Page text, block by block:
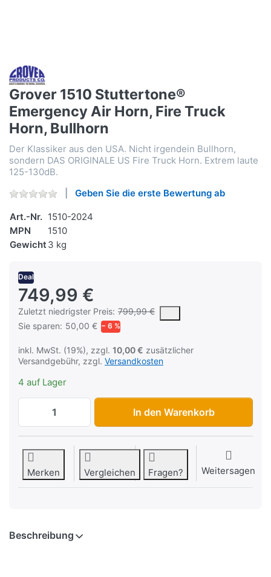
Grover 1510 Stuttertone®
Emergency Air Horn, Fire Truck
Horn, Bullhorn
Der Klassiker aus den USA. Nicht irgendein Bullhorn,
sondern DAS ORIGINALE US Fire Truck Horn. Extrem laute
125-130dB.
Geben Sie die erste Bewertung ab
Art.-Nr. 1510-2024
MPN
1510
Gewicht 3 kg
Deal
749,99 €
Zuletzt niedrigster Preis: 799,99 €
Es handelt sich um den niedrigsten Preis des Produktes in
Sie sparen: 50,00 € − 6 %
inkl. MwSt. (19%), zzgl. 10,00 € zusätzlicher
Versandgebühr, zzgl. Versandkosten
4 auf Lager
Grover 1510 Stuttertone® Emergency
In den Warenkorb
Merken Vergleichen Fragen? Weitersagen
Beschreibung